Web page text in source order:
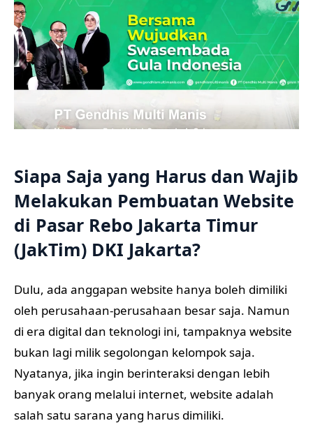
Siapa Saja yang Harus dan Wajib
Melakukan Pembuatan Website
di Pasar Rebo Jakarta Timur
(JakTim) DKI Jakarta?
Dulu, ada anggapan website hanya boleh dimiliki
oleh perusahaan-perusahaan besar saja. Namun
di era digital dan teknologi ini, tampaknya website
bukan lagi milik segolongan kelompok saja.
Nyatanya, jika ingin berinteraksi dengan lebih
banyak orang melalui internet, website adalah
salah satu sarana yang harus dimiliki.